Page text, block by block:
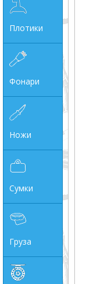
Плотики
Фонари
Ножи
Сумки
Груза